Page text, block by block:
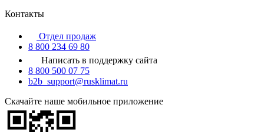
Контакты
Отдел продаж
8 800 234 69 80
Написать в поддержку сайта
8 800 500 07 75
b2b_support@rusklimat.ru
Скачайте наше мобильное приложение